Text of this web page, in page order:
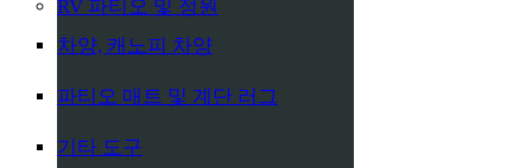
RV 파티오 및 정원
차양, 캐노피 차양
파티오 매트 및 계단 러그
기타 도구